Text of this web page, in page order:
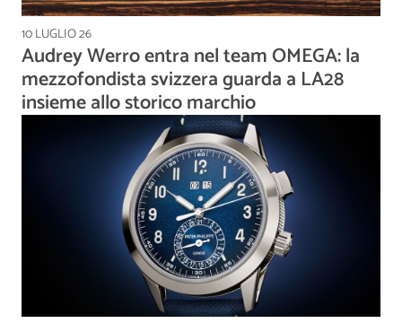
10 LUGLIO 26
Audrey Werro entra nel team OMEGA: la
mezzofondista svizzera guarda a LA28
insieme allo storico marchio